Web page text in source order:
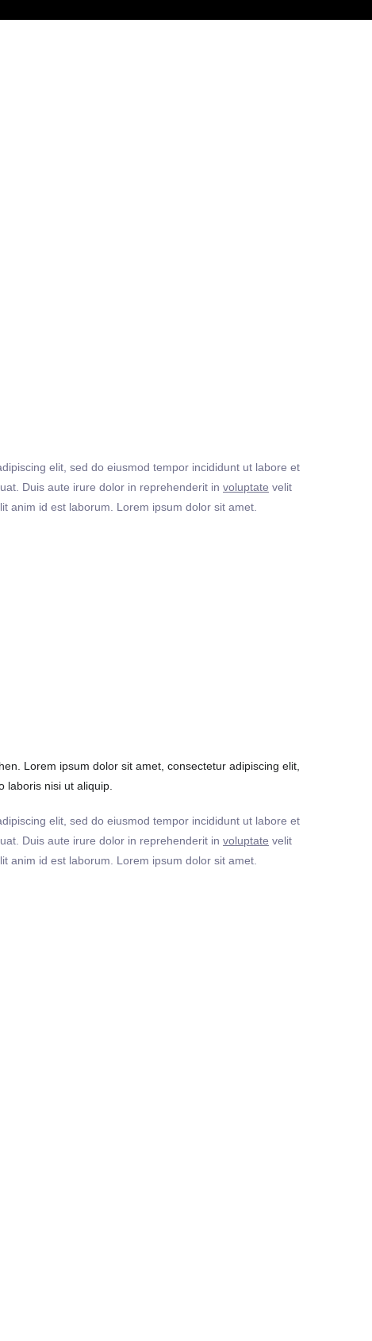
elit, sed do eiusmod tempor incididunt ut labore et
Duis aute irure dolor in reprehenderit in voluptate velit
anim id est laborum. Lorem ipsum dolor sit amet.
Lorem ipsum dolor sit amet, consectetur adipiscing elit,
laboris nisi ut aliquip.
elit, sed do eiusmod tempor incididunt ut labore et
Duis aute irure dolor in reprehenderit in voluptate velit
anim id est laborum. Lorem ipsum dolor sit amet.